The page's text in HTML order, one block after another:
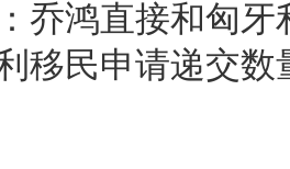
乔鸿直接和匈
移民申请递交